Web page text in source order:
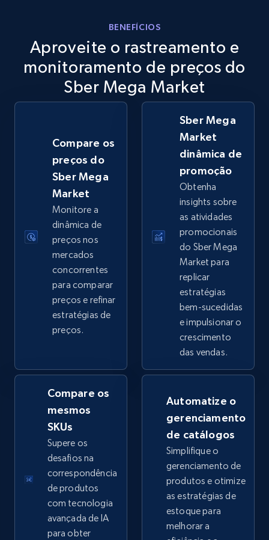
URL, Product id, Title, Seller name, Seller rating,
Seller reviews, Breadcrumbs, Root category, and
more.
2.5K+ 359+ Comece agora
eBay - Gather data on products using
specified keywords
URL, Product id, Title, Seller name, Seller rating,
Seller reviews, Breadcrumbs, Root category, and
more.
2.5K+
eBay - Collect products from shops on eBay
URL, Product id, Title, Seller name, Seller rating,
Seller reviews, Breadcrumbs, Root category, and
2.5K+ 359+
eBay - Collect records by category
URL, Product id, Title, Seller name, Seller rating,
Seller reviews, Breadcrumbs, Root category, and
Comece agora
BENEFÍCIOS
Aproveite o rastreamento e
monitoramento de preços do
Sber Mega Market
Compare os
preços do
Sber Mega
Market
Monitore a
dinâmica de
preços nos
mercados
concorrentes
para comparar
preços e refinar
estratégias de
preços.
Sber Mega
Market
dinâmica de
promoção
Obtenha
insights sobre
as atividades
promocionais
do Sber Mega
Market para
replicar
estratégias
bem-sucedidas
e impulsionar o
crescimento
das vendas.
Compare os
mesmos
SKUs
Supere os
desafios na
correspondência
de produtos
com tecnologia
avançada de IA
para obter
Automatize o
gerenciamento
de catálogos
Simplifique o
gerenciamento de
produtos e otimize
as estratégias de
estoque para
melhorar a